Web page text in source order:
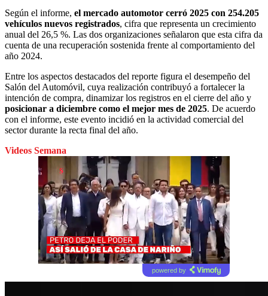
Según el informe, el mercado automotor cerró 2025 con 254.205
vehículos nuevos registrados, cifra que representa un crecimiento
anual del 26,5 %. Las dos organizaciones señalaron que esta cifra da
cuenta de una recuperación sostenida frente al comportamiento del
año 2024.
Entre los aspectos destacados del reporte figura el desempeño del
Salón del Automóvil, cuya realización contribuyó a fortalecer la
intención de compra, dinamizar los registros en el cierre del año y
posicionar a diciembre como el mejor mes de 2025. De acuerdo
con el informe, este evento incidió en la actividad comercial del
sector durante la recta final del año.
Videos Semana
powered by